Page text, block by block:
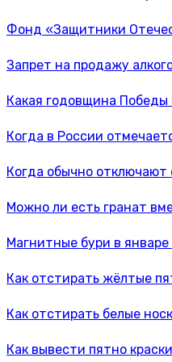
Фонд «Защитники
Запрет на продажу
Какая годовщина
Когда в России
Когда обычно отключают
Можно ли есть гранат
Магнитные бури в
Как отстирать жёлтые
Как отстирать белые
Как вывести пятно